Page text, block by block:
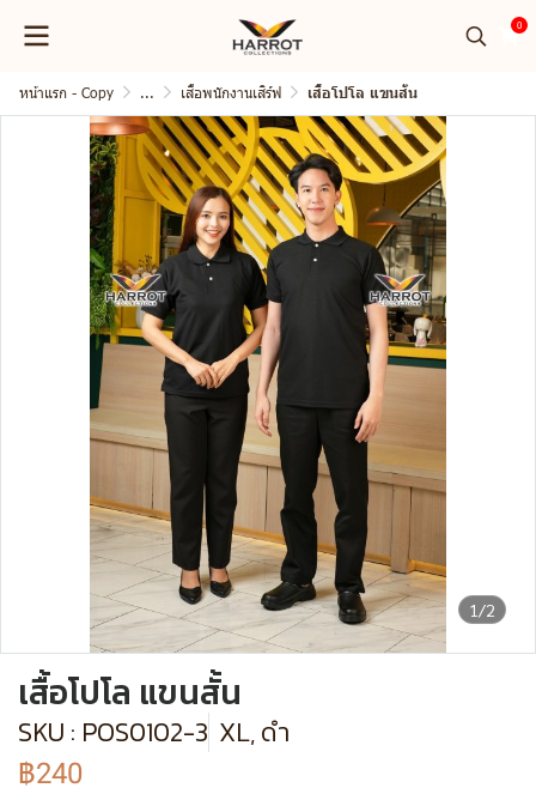
0
หน้าแรก - Copy ... เสื้อพนักงานเสิร์ฟ เสื้อโปโล แขนสั้น
1/2
เสื้อโปโล แขนสั้น
SKU : POS0102-3 XL, ดำ
฿240